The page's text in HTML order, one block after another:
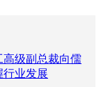
高级副总裁向儒
行业发展